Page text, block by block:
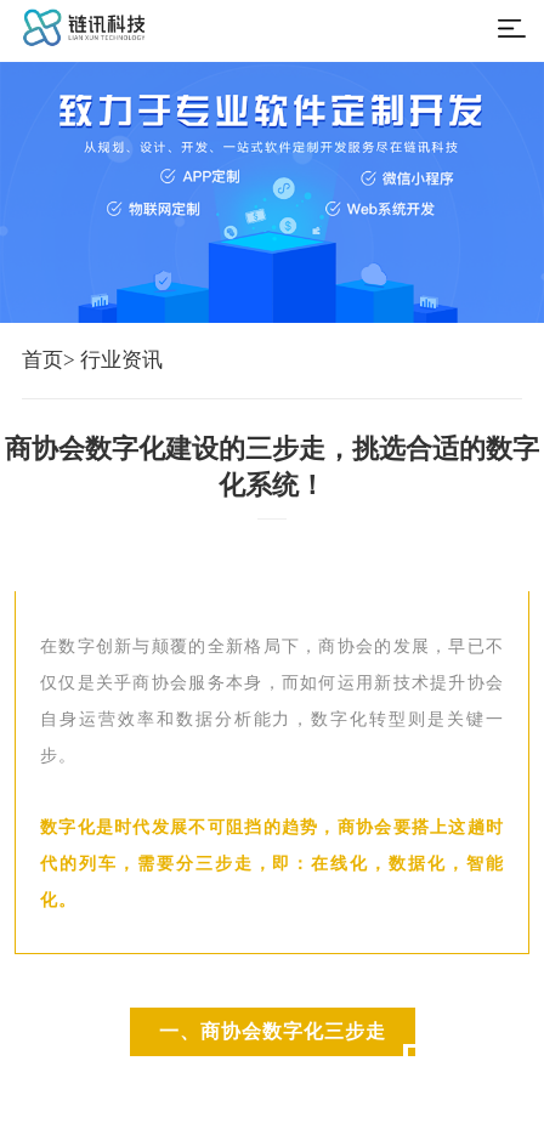
首页> 行业资讯
商协会数字化建设的三步走，挑选合适的数字
化系统！
在数字创新与颠覆的全新格局下，商协会的发展，早已不
仅仅是关乎商协会服务本身，而如何运用新技术提升协会
自身运营效率和数据分析能力，数字化转型则是关键一
步。
数字化是时代发展不可阻挡的趋势，商协会要搭上这趟时
代的列车，需要分三步走，即：在线化，数据化，智能
化。
一、商协会数字化三步走